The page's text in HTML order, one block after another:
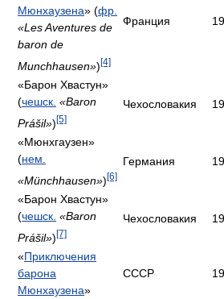
Мюнхаузена» (фр.
«Les Aventures de
baron de
Munchhausen»)[4]
Франция
«Барон Хвастун»
(чешск. «Baron
Prášil»)[5]
Чехословакия
«Мюнхгаузен»
(нем.
«Münchhausen»)[6]
Германия
«Барон Хвастун»
(чешск. «Baron
Prášil»)[7]
Чехословакия
«Приключения
барона
Мюнхаузена»
СССР